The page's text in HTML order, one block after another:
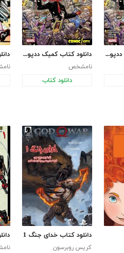
دانلود کتاب کمیک ددپول 2016 - قسمت دوم دانلود کتاب کمیک ددپول 2016 - قسمت سوم
نامشخص
دانلود کتاب
دانلود کتاب خدای جنگ 1
کریس روبرسون